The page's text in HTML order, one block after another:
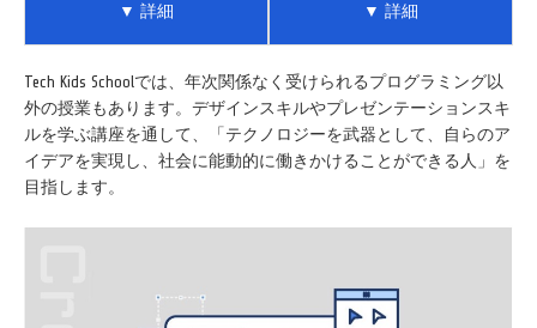
▼ 詳細 ▼ 詳細
Tech Kids Schoolでは、年次関係なく受けられるプログラミング以
外の授業もあります。デザインスキルやプレゼンテーションスキ
ルを学ぶ講座を通して、「テクノロジーを武器として、自らのア
イデアを実現し、社会に能動的に働きかけることができる人」を
目指します。